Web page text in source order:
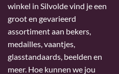
winkel in Silvolde vind je een
groot en gevarieerd
assortiment aan bekers,
medailles, vaantjes,
glasstandaards, beelden en
meer. Hoe kunnen we jou